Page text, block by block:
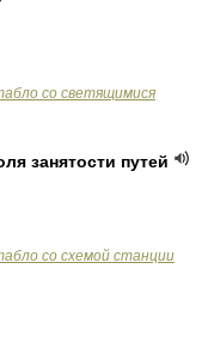
со светящимися
занятости путей
со схемой станции